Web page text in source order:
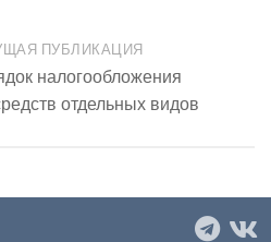
ПУБЛИКАЦИЯ
налогообложения
отдельных видов